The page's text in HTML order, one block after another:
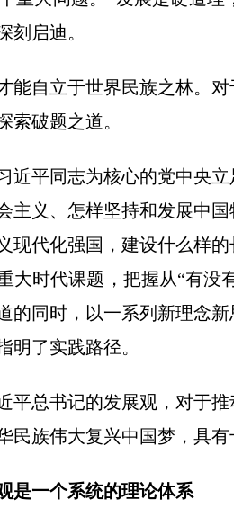
刻启迪。
能自立于世界民族之林。
索破题之道。
近平同志为核心的党中央
主义、怎样坚持和发展中
现代化强国，建设什么样
大时代课题，把握从“有没
的同时，以一系列新理念
明了实践路径。
平总书记的发展观，对于
民族伟大复兴中国梦，具有
是一个系统的理论体系